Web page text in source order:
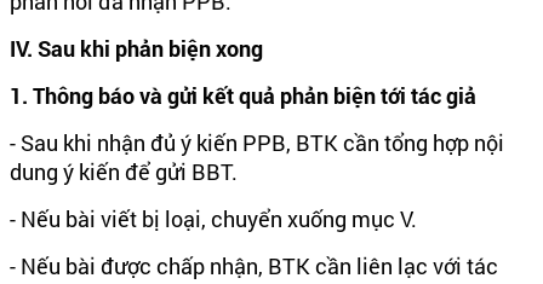
IV. Sau khi phản biện xong
1. Thông báo và gửi kết quả phản biện tới tác giả
- Sau khi nhận đủ ý kiến PPB, BTK cần tổng hợp nội
dung ý kiến để gửi BBT.
- Nếu bài viết bị loại, chuyển xuống mục V.
- Nếu bài được chấp nhận, BTK cần liên lạc với tác